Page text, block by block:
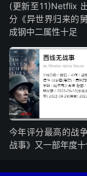
(更新至11)Netflix
分《异世界归来的
成钢中二属性十足
今年评分最高的战
战事》又一部年度